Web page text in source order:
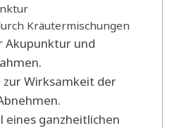
Kräutermischungen
Akupunktur und
zur Wirksamkeit der
eines ganzheitlichen